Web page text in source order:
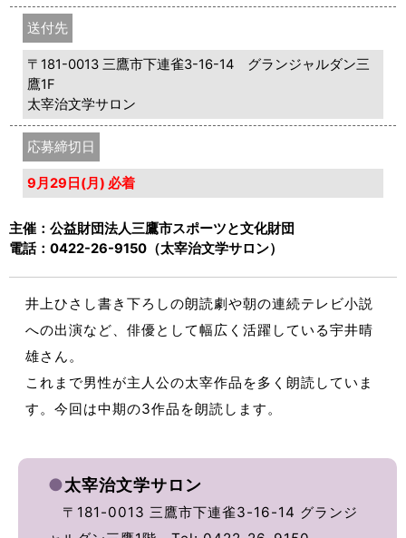
送付先
〒181-0013 三鷹市下連雀3-16-14 グランジャルダン三
鷹1F
太宰治文学サロン
応募締切日
9月29日(月) 必着
主催：公益財団法人三鷹市スポーツと文化財団
電話：0422-26-9150（太宰治文学サロン）
井上ひさし書き下ろしの朗読劇や朝の連続テレビ小説
への出演など、俳優として幅広く活躍している宇井晴
雄さん。
これまで男性が主人公の太宰作品を多く朗読していま
す。今回は中期の3作品を朗読します。
●太宰治文学サロン
〒181-0013 三鷹市下連雀3-16-14 グランジ